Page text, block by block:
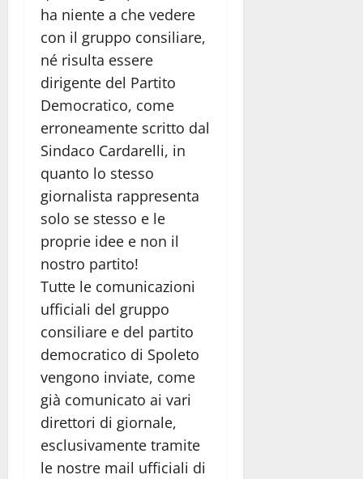
ha niente a che vedere
con il gruppo consiliare,
né risulta essere
dirigente del Partito
Democratico, come
erroneamente scritto dal
Sindaco Cardarelli, in
quanto lo stesso
giornalista rappresenta
solo se stesso e le
proprie idee e non il
nostro partito!
Tutte le comunicazioni
ufficiali del gruppo
consiliare e del partito
democratico di Spoleto
vengono inviate, come
già comunicato ai vari
direttori di giornale,
esclusivamente tramite
le nostre mail ufficiali di